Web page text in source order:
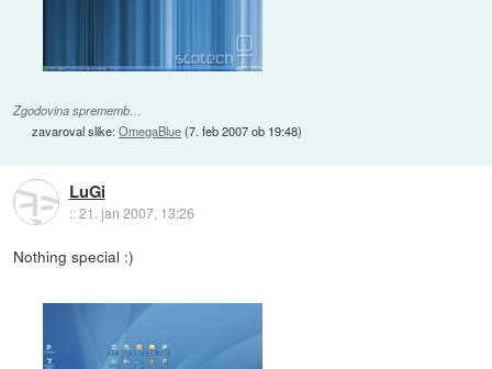
Zgodovina sprememb…
zavaroval slike:OmegaBlue(7. feb 2007 ob 19:48)
LuGi
::21. jan 2007, 13:26
Nothing special :)